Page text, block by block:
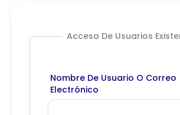
Acceso De Usuarios
Nombre De Usuario O Correo
Electrónico